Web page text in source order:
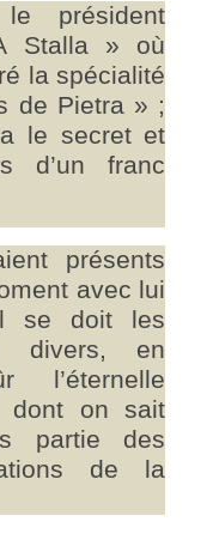
président
Stalla » où
la spécialité
de Pietra » ;
le secret et
d’un franc
présents
avec lui
se doit les
divers, en
l’éternelle
dont on sait
partie des
de la